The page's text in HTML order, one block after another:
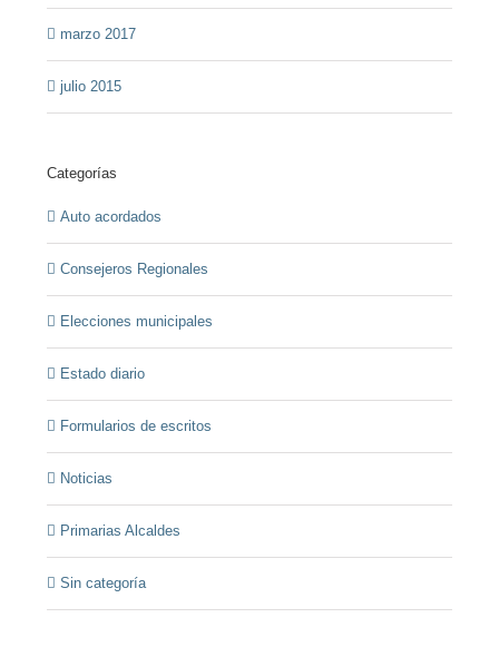
marzo 2017
julio 2015
Categorías
Auto acordados
Consejeros Regionales
Elecciones municipales
Estado diario
Formularios de escritos
Noticias
Primarias Alcaldes
Sin categoría